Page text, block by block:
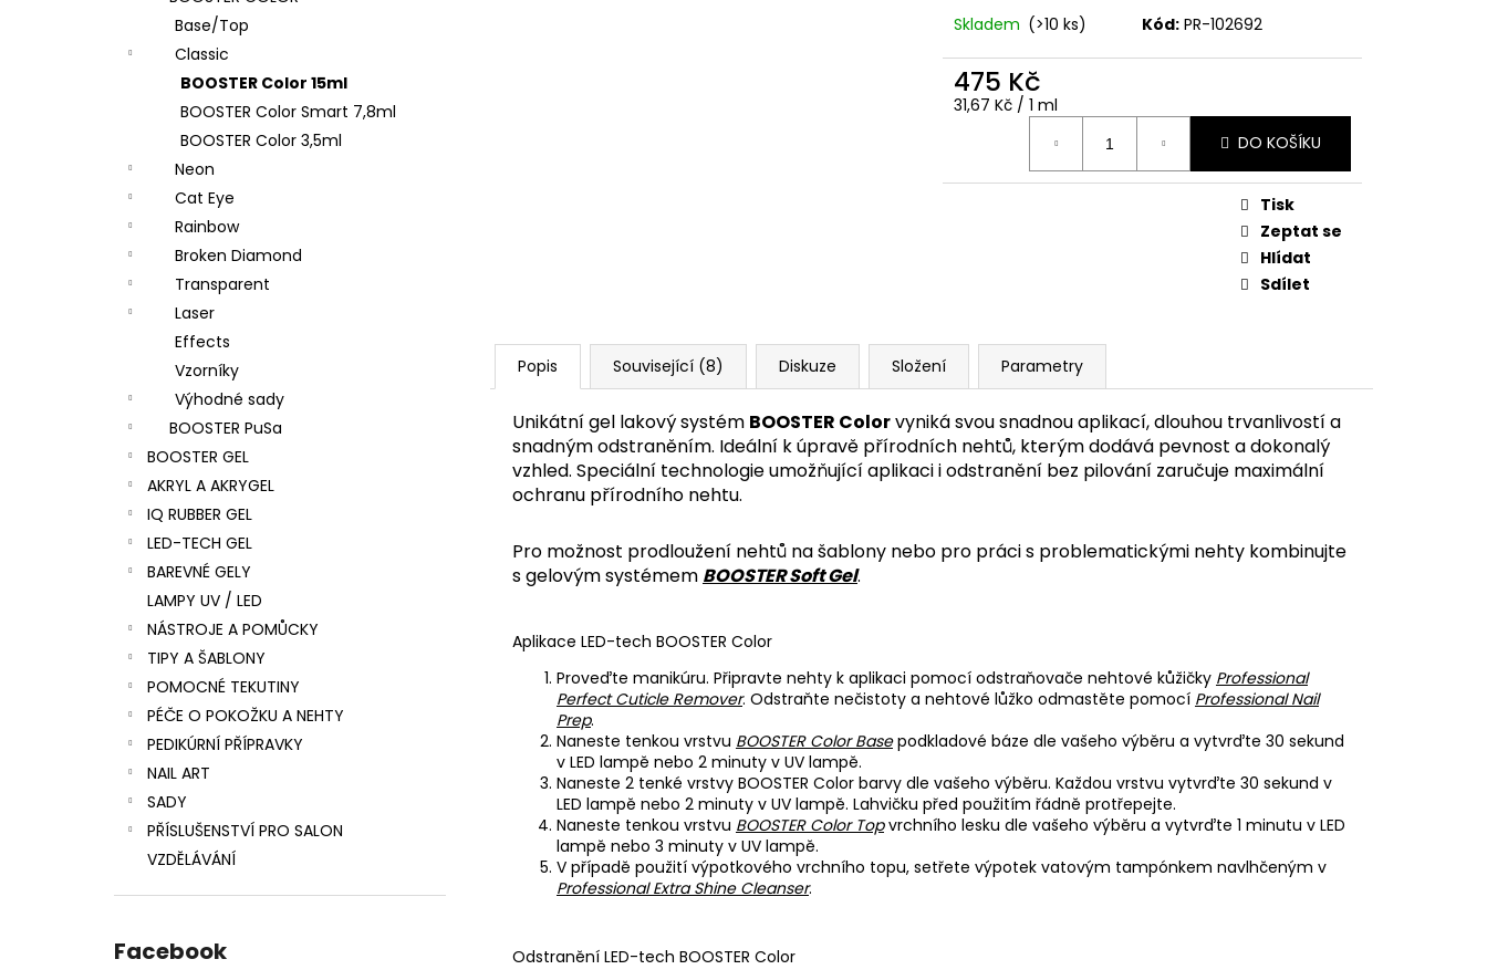
Base/Top
Classic
BOOSTER Color 15ml
BOOSTER Color Smart 7,8ml
BOOSTER Color 3,5ml
Neon
Cat Eye
Rainbow
Broken Diamond
Transparent
Laser
Effects
Vzorníky
Výhodné sady
BOOSTER PuSa
BOOSTER GEL
AKRYL A AKRYGEL
IQ RUBBER GEL
LED-TECH GEL
BAREVNÉ GELY
LAMPY UV / LED
NÁSTROJE A POMŮCKY
TIPY A ŠABLONY
POMOCNÉ TEKUTINY
PÉČE O POKOŽKU A NEHTY
PEDIKÚRNÍ PŘÍPRAVKY
NAIL ART
SADY
PŘÍSLUŠENSTVÍ PRO SALON
VZDĚLÁVÁNÍ
Facebook
Skladem (>10 ks) Kód: PR-102692
475 Kč
Měrná
31,67 Kč / 1 ml
DO KOŠÍKU
Tisk
Zeptat se
Hlídat
Sdílet
Popis Související (8) Diskuze Složení Parametry
Unikátní gel lakový systém BOOSTER Colorvyniká svou snadnou aplikací, dlouhou trvanlivostí a
snadným odstraněním. Ideální k úpravě přírodních nehtů, kterým dodává pevnost a dokonalý
vzhled. Speciální technologie umožňující aplikaci i odstranění bez pilování zaručuje maximální
ochranu přírodního nehtu.
Pro možnost prodloužení nehtů na šablony nebo pro práci s problematickými nehty kombinujte
s gelovým systémem BOOSTER Soft Gel.
Aplikace LED-tech BOOSTER Color
Proveďte manikúru. Připravte nehty k aplikaci pomocí odstraňovače nehtové kůžičky Professional
Perfect Cuticle Remover. Odstraňte nečistoty a nehtové lůžko odmastěte pomocí Professional Nail
Prep.
Naneste tenkou vrstvu BOOSTER Color Basepodkladové báze dle vašeho výběru a vytvrďte 30 sekund
v LED lampě nebo 2 minuty v UV lampě.
Naneste 2 tenké vrstvy BOOSTER Color barvy dle vašeho výběru. Každou vrstvu vytvrďte 30 sekund v
LED lampě nebo 2 minuty v UV lampě. Lahvičku před použitím řádně protřepejte.
Naneste tenkou vrstvu BOOSTER Color Topvrchního lesku dle vašeho výběru a vytvrďte 1 minutu v LED
lampě nebo 3 minuty v UV lampě.
V případě použití výpotkového vrchního topu, setřete výpotek vatovým tampónkem navlhčeným v
Professional Extra Shine Cleanser.
Odstranění LED-tech BOOSTER Color